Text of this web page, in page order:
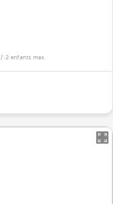
/ 2 enfants max.